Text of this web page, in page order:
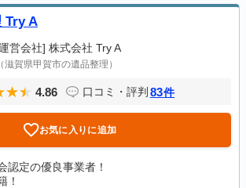
Try A
営会社] 株式会社 Try A
（滋賀県甲賀市の遺品整理）
4.86 口コミ・評判 83件
お気に入りに追加
認定の優良事業者！
！